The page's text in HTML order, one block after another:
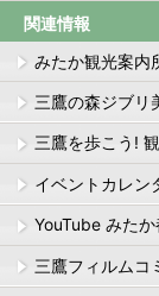
関連情報
みたか観光案内
三鷹の森ジブリ
三鷹を歩こう!
イベントカレン
YouTube みた
三鷹フィルムコ